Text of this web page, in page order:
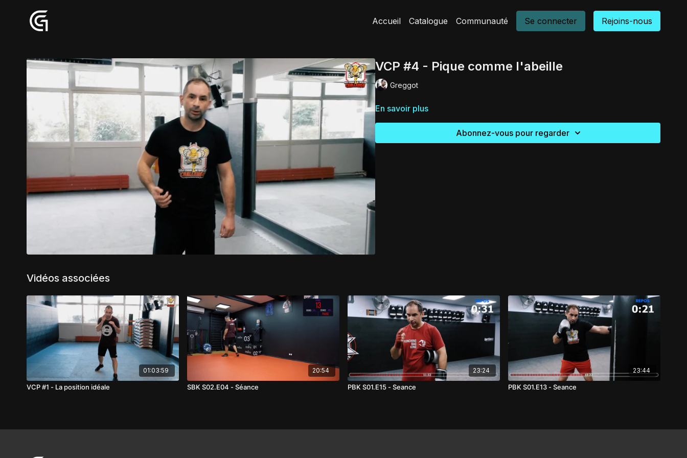
Accueil Catalogue Communauté Se connecter Rejoins-nous
VCP #4 - Pique comme l'abeille
Greggot
En savoir plus
Abonnez-vous pour regarder
Vidéos associées
01:03:59
VCP #1 - La position idéale
20:54
SBK S02.E04 - Séance
23:24
PBK S01.E15 - Seance
23:44
PBK S01.E13 - Seance